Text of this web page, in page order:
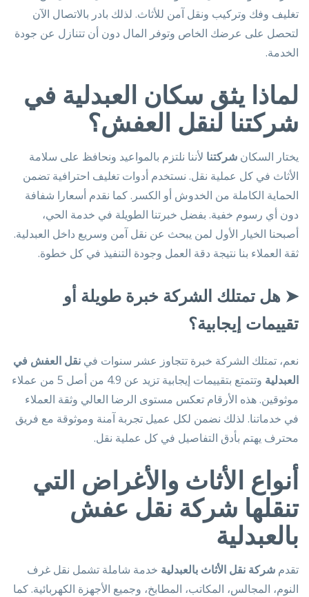
تغليف وفك وتركيب ونقل آمن للأثاث. لذلك بادر بالاتصال الآن
لتحصل على عرضك الخاص وتوفر المال دون أن تتنازل عن جودة
الخدمة.
لماذا يثق سكان العبدلية في
شركتنا لنقل العفش؟
يختار السكان شركتنا لأننا نلتزم بالمواعيد ونحافظ على سلامة
الأثاث في كل عملية نقل. نستخدم أدوات تغليف احترافية تضمن
الحماية الكاملة من الخدوش أو الكسر. كما نقدم أسعارا شفافة
دون أي رسوم خفية. بفضل خبرتنا الطويلة في خدمة الحي،
أصبحنا الخيار الأول لمن يبحث عن نقل آمن وسريع داخل العبدلية.
ثقة العملاء بنا نتيجة دقة العمل وجودة التنفيذ في كل خطوة.
➤ هل تمتلك الشركة خبرة طويلة أو
تقييمات إيجابية؟
نعم، تمتلك الشركة خبرة تتجاوز عشر سنوات في نقل العفش في
العبدلية
وتتمتع بتقييمات إيجابية تزيد عن 4.9 من أصل 5 من عملاء
موثوقين. هذه الأرقام تعكس مستوى الرضا العالي وثقة العملاء
في خدماتنا. لذلك نضمن لكل عميل تجربة آمنة وموثوقة مع فريق
محترف يهتم بأدق التفاصيل في كل عملية نقل.
أنواع الأثاث والأغراض التي
تنقلها شركة نقل عفش
بالعبدلية
تقدم شركة نقل الأثاث بالعبدلية خدمة شاملة تشمل نقل غرف
النوم، المجالس، المكاتب، المطابخ، وجميع الأجهزة الكهربائية. كما